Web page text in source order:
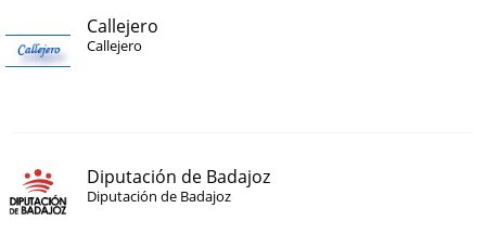
Callejero
Callejero
Diputación de Badajoz
Diputación de Badajoz